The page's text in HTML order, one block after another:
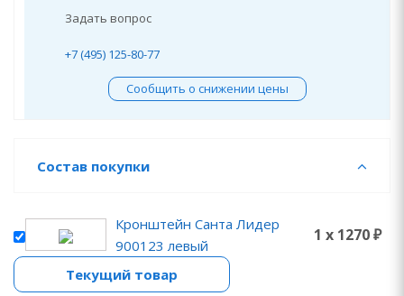
Задать вопрос
+7 (495) 125-80-77
Сообщить о снижении цены
Состав покупки
Кронштейн Санта Лидер
900123 левый
1 x 1270 ₽
Текущий товар